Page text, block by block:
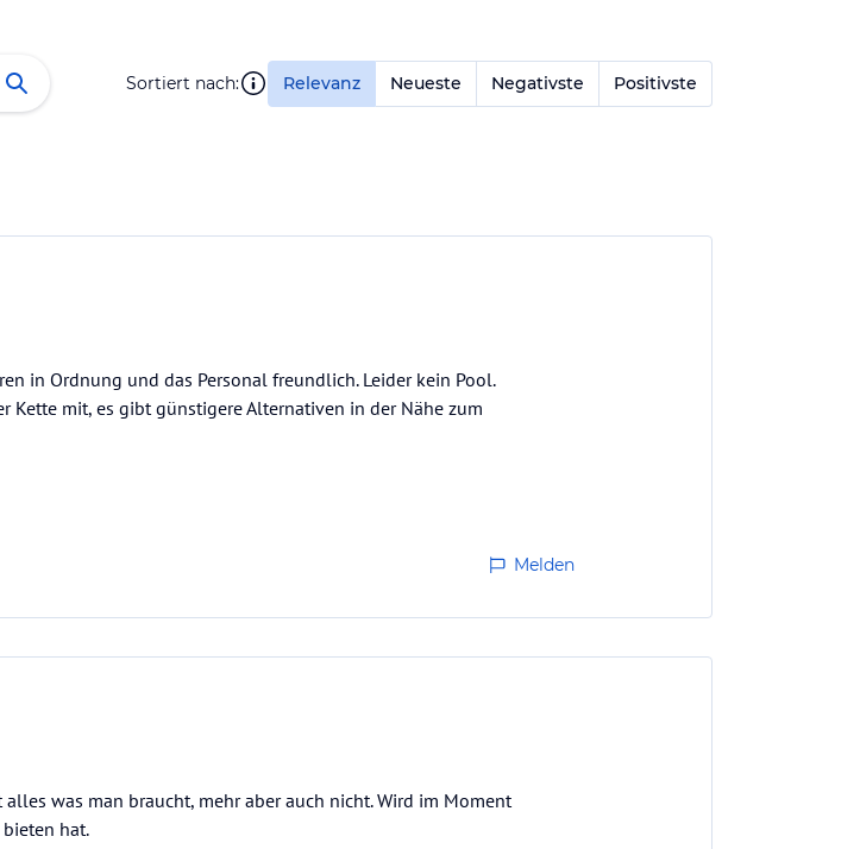
Sortiert nach: Relevanz Neueste Negativste Positivste
in Ordnung und das Personal freundlich. Leider kein Pool.
Kette mit, es gibt günstigere Alternativen in der Nähe zum
Melden
was man braucht, mehr aber auch nicht. Wird im Moment
hat.